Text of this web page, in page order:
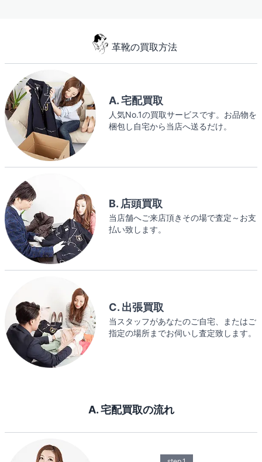
革靴の買取方法
A. 宅配買取
人気No.1の買取サービスです。お品物を
梱包し自宅から当店へ送るだけ。
B. 店頭買取
当店舗へご来店頂きその場で査定～お支
払い致します。
C. 出張買取
当スタッフがあなたのご自宅、またはご
指定の場所までお伺いし査定致します。
A. 宅配買取の流れ